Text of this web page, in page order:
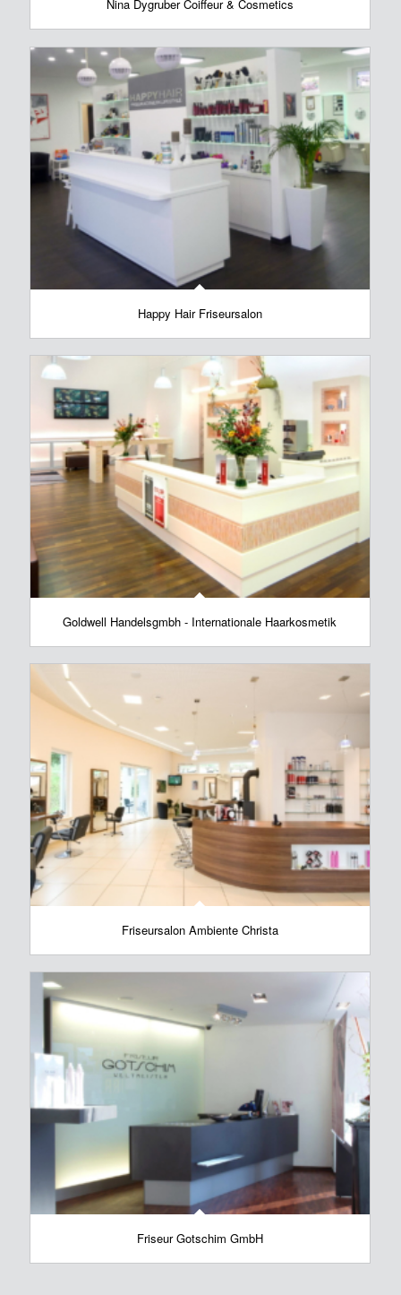
Nina Dygruber Coiffeur & Cosmetics
Happy Hair Friseursalon
Goldwell Handelsgmbh - Internationale Haarkosmetik
Friseursalon Ambiente Christa
Friseur Gotschim GmbH